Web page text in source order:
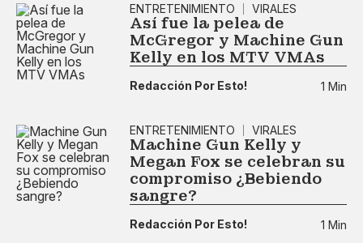
ENTRETENIMIENTO VIRALES
Así fue la pelea de
McGregor y Machine Gun
Kelly en los MTV VMAs
Redacción Por Esto! 1 Min
ENTRETENIMIENTO VIRALES
Machine Gun Kelly y
Megan Fox se celebran su
compromiso ¿Bebiendo
sangre?
Redacción Por Esto!
1 Min